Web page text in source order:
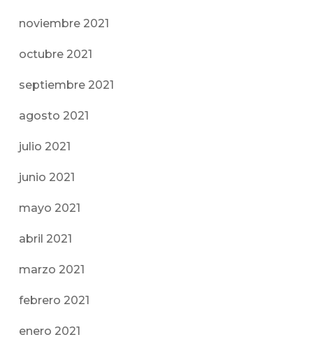
noviembre 2021
octubre 2021
septiembre 2021
agosto 2021
julio 2021
junio 2021
mayo 2021
abril 2021
marzo 2021
febrero 2021
enero 2021